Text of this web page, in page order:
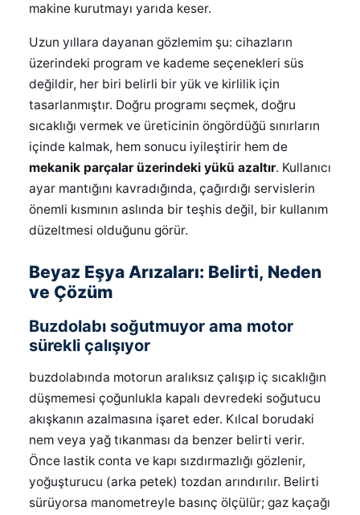
makine kurutmayı yarıda keser.
Uzun yıllara dayanan gözlemim şu: cihazların
üzerindeki program ve kademe seçenekleri süs
değildir, her biri belirli bir yük ve kirlilik için
tasarlanmıştır. Doğru programı seçmek, doğru
sıcaklığı vermek ve üreticinin öngördüğü sınırların
içinde kalmak, hem sonucu iyileştirir hem de
mekanik parçalar üzerindeki yükü azaltır. Kullanıcı
ayar mantığını kavradığında, çağırdığı servislerin
önemli kısmının aslında bir teşhis değil, bir kullanım
düzeltmesi olduğunu görür.
Beyaz Eşya Arızaları: Belirti, Neden
ve Çözüm
Buzdolabı soğutmuyor ama motor
sürekli çalışıyor
buzdolabında motorun aralıksız çalışıp iç sıcaklığın
düşmemesi çoğunlukla kapalı devredeki soğutucu
akışkanın azalmasına işaret eder. Kılcal borudaki
nem veya yağ tıkanması da benzer belirti verir.
Önce lastik conta ve kapı sızdırmazlığı gözlenir,
yoğuşturucu (arka petek) tozdan arındırılır. Belirti
sürüyorsa manometreyle basınç ölçülür; gaz kaçağı